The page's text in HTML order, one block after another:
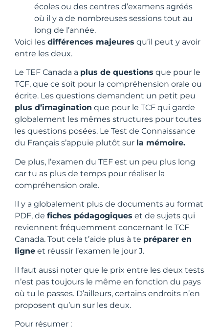
écoles ou des centres d’examens agréés
où il y a de nombreuses sessions tout au
long de l’année.
Voici les différences majeures qu’il peut y avoir
entre les deux.
Le TEF Canada a plus de questions que pour le
TCF, que ce soit pour la compréhension orale ou
écrite. Les questions demandent un petit peu
plus d’imagination que pour le TCF qui garde
globalement les mêmes structures pour toutes
les questions posées. Le Test de Connaissance
du Français s’appuie plutôt sur la mémoire.
De plus, l’examen du TEF est un peu plus long
car tu as plus de temps pour réaliser la
compréhension orale.
Il y a globalement plus de documents au format
PDF, de fiches pédagogiques et de sujets qui
reviennent fréquemment concernant le TCF
Canada. Tout cela t’aide plus à te préparer en
ligne et réussir l’examen le jour J.
Il faut aussi noter que le prix entre les deux tests
n’est pas toujours le même en fonction du pays
où tu le passes. D’ailleurs, certains endroits n’en
proposent qu’un sur les deux.
Pour résumer :